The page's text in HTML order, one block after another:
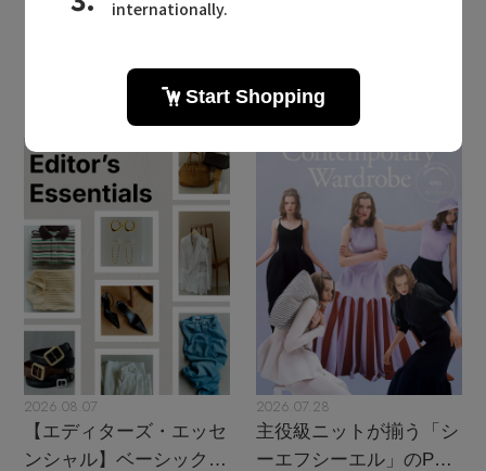
LATEST TOPICS
2026.08.07
【エディターズ・エッセ
ンシャル】ベーシックと
2026.07.28
主役級ニットが揃う「シ
ーエフシーエル」のPOP